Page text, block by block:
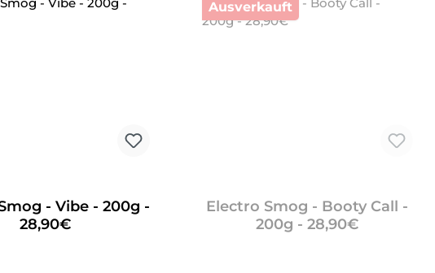
- Vibe - 200g -
28,90€
Ausverkauft
Electro Smog - Booty Call -
200g - 28,90€